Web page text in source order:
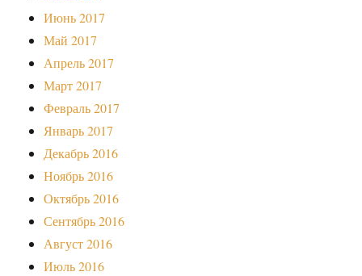
Июнь 2017
Май 2017
Апрель 2017
Март 2017
Февраль 2017
Январь 2017
Декабрь 2016
Ноябрь 2016
Октябрь 2016
Сентябрь 2016
Август 2016
Июль 2016